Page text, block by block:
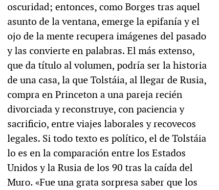
oscuridad; entonces, como Borges tras aquel
asunto de la ventana, emerge la epifanía y el
ojo de la mente recupera imágenes del pasado
y las convierte en palabras. El más extenso,
que da título al volumen, podría ser la historia
de una casa, la que Tolstáia, al llegar de Rusia,
compra en Princeton a una pareja recién
divorciada y reconstruye, con paciencia y
sacrificio, entre viajes laborales y recovecos
legales. Si todo texto es político, el de Tolstáia
lo es en la comparación entre los Estados
Unidos y la Rusia de los 90 tras la caída del
Muro. «Fue una grata sorpresa saber que los